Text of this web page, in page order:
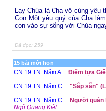
Lạy Chúa là Cha vô cùng yêu
Con Một yêu quý của Cha
con vào sự sống với Chúa
Đã đọc: 259
15 bài mới hơn
CN 19 TN Năm A
Điểm tựa
CN 19 TN Năm C
"Sắp sẵn"
CN 19 TN Năm C
Người quản
Ngô Quang Kiệt